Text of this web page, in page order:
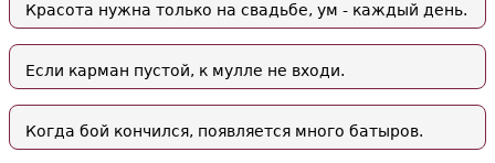
Красота нужна только на свадьбе, ум - каждый день.
Если карман пустой, к мулле не входи.
Когда бой кончился, появляется много батыров.